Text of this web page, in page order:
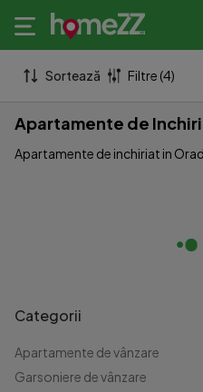
Sortează Filtre (4)
Apartamente de
Apartamente de inchiriat in
Categorii
Apartamente de vânzare
Garsoniere de vânzare